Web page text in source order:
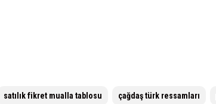
satılık fikret mualla tablosu çağdaş türk ressamları